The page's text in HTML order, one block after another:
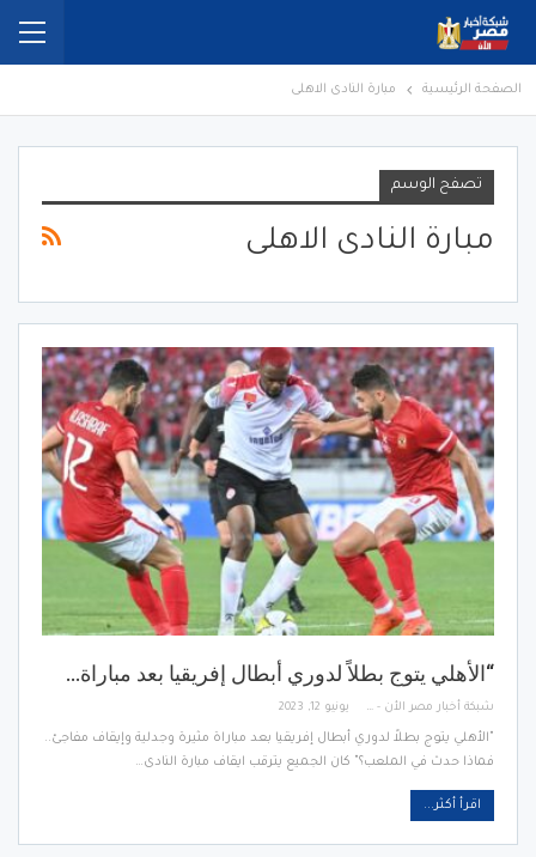
الصفحة الرئيسية مبارة النادى الاهلى
تصفح الوسم
مبارة النادى الاهلى
“الأهلي يتوج بطلاً لدوري أبطال إفريقيا بعد مباراة…
شبكة أخبار مصر الأن - Egypt News Network Now يونيو 12, 2023
"الأهلي يتوج بطلاً لدوري أبطال إفريقيا بعد مباراة مثيرة وجدلية وإيقاف مفاجئ..
فماذا حدث في الملعب؟" كان الجميع يترقب ايقاف مبارة النادى…
اقرأ أكثر...